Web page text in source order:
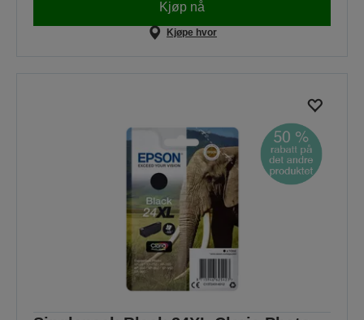
Kjøp nå
Kjøpe hvor